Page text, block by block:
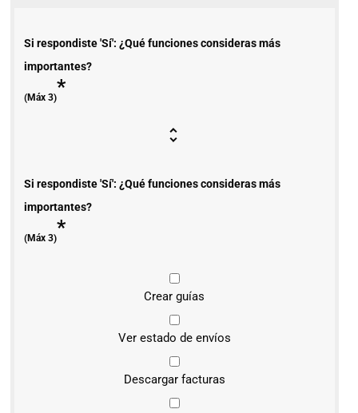
Si respondiste 'Sí': ¿Qué funciones consideras más
importantes?
(Máx 3)*
Si respondiste 'Sí': ¿Qué funciones consideras más
importantes?
(Máx 3)*
Crear guías
Ver estado de envíos
Descargar facturas